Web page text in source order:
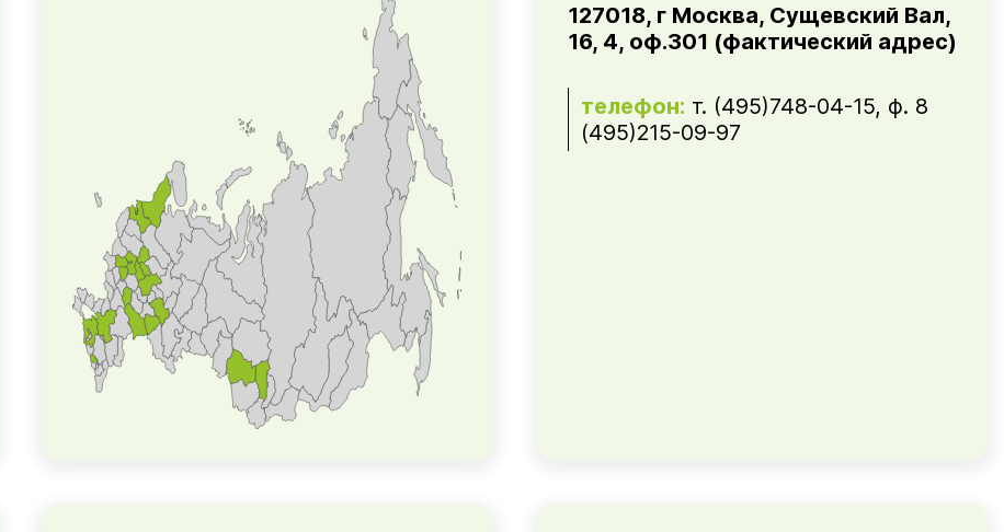
127018, г Москва, Сущевский Вал,
16, 4, оф.301 (фактический адрес)
телефон: т. (495)748-04-15, ф. 8
(495)215-09-97